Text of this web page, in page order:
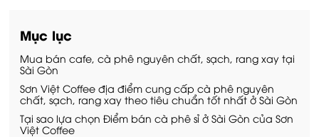
Mục lục
Mua bán cafe, cà phê nguyên chất, sạch, rang xay tại
Sài Gòn
Sơn Việt Coffee địa điểm cung cấp cà phê nguyên
chất, sạch, rang xay theo tiêu chuẩn tốt nhất ở Sài Gòn
Tại sao lựa chọn Điểm bán cà phê sỉ ở Sài Gòn của Sơn
Việt Coffee